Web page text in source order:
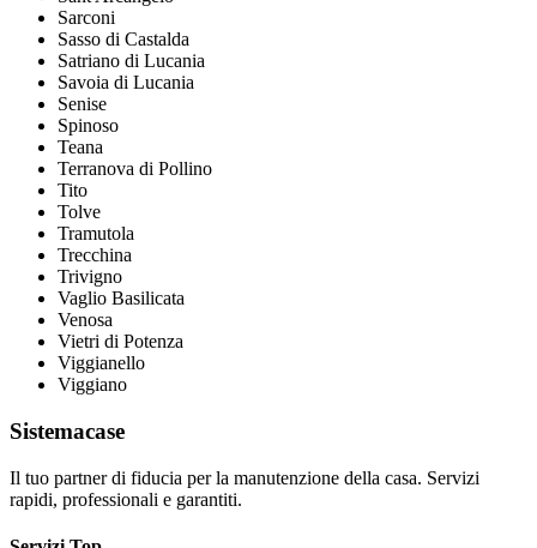
Sarconi
Sasso di Castalda
Satriano di Lucania
Savoia di Lucania
Senise
Spinoso
Teana
Terranova di Pollino
Tito
Tolve
Tramutola
Trecchina
Trivigno
Vaglio Basilicata
Venosa
Vietri di Potenza
Viggianello
Viggiano
Sistemacase
Il tuo partner di fiducia per la manutenzione della casa. Servizi
rapidi, professionali e garantiti.